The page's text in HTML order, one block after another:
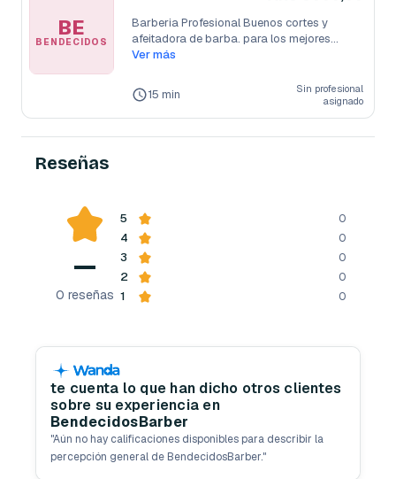
BE
BENDECIDOS
Barberia Profesional Buenos cortes y
afeitadora de barba. para los mejores...
Ver más
15 min
Sin profesional
asignado
Reseñas
—
0 reseñas
5 0
4 0
3 0
2 0
1 0
te cuenta lo que han dicho otros clientes
sobre su experiencia en
BendecidosBarber
"Aún no hay calificaciones disponibles para describir la
percepción general de BendecidosBarber."